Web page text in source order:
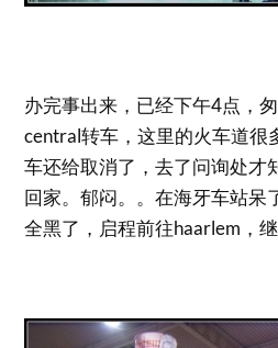
办完事出来，已经下午4点，
central转车，这里的火车道很
车还给取消了，去了问询处才
回家。郁闷。。在海牙车站呆
全黑了，启程前往haarlem，